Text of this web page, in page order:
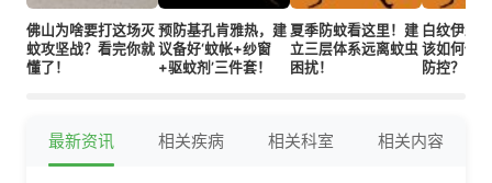
佛山为啥要打这场灭
蚊攻坚战？看完你就
懂了！
预防基孔肯雅热，建
议备好‘蚊帐+纱窗
+驱蚊剂’三件套！
夏季防蚊看这里！建
立三层体系远离蚊虫
困扰！
白纹伊蚊
该如何做
防控？
最新资讯 相关疾病 相关科室 相关内容